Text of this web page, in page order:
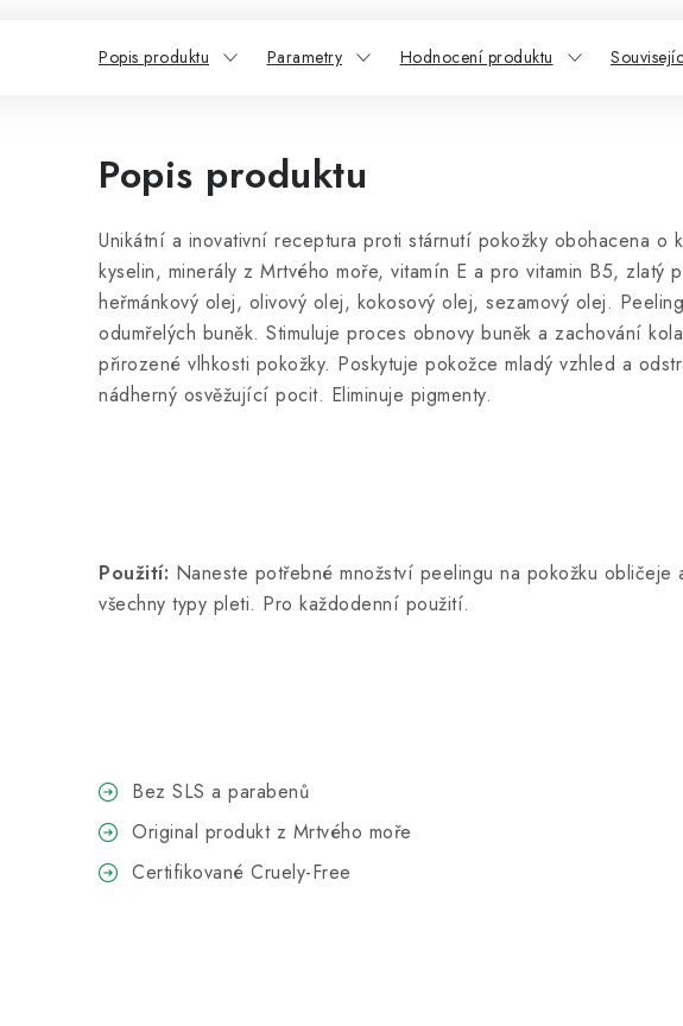
Popis produktu Parametry Hodnocení produktu
Popis produktu
Unikátní a inovativní receptura proti stárnutí pokožky obohacena
kyselin, minerály z Mrtvého moře, vitamín E a pro vitamin B5,
heřmánkový olej, olivový olej, kokosový olej, sezamový olej.
odumřelých buněk. Stimuluje proces obnovy buněk a zachování
přirozené vlhkosti pokožky. Poskytuje pokožce mladý vzhled a
nádherný osvěžující pocit. Eliminuje pigmenty.
Použití: Naneste potřebné množství peelingu na pokožku
všechny typy pleti. Pro každodenní použití.
Bez SLS a parabenů
Original produkt z Mrtvého moře
Certifikované Cruely-Free